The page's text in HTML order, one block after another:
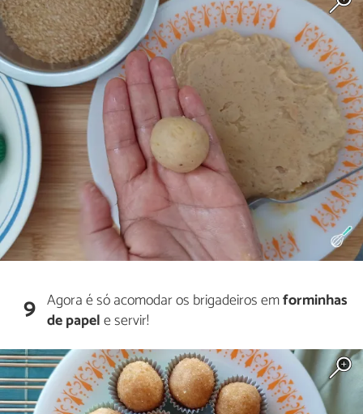
9 Agora é só acomodar os brigadeiros emforminhas
de papele servir!